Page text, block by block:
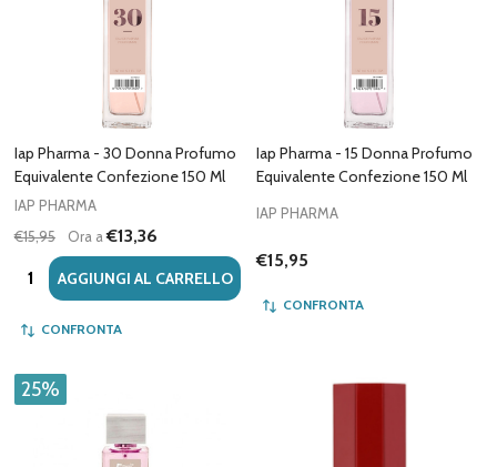
Iap Pharma - 30 Donna Profumo
Equivalente Confezione 150 Ml
IAP PHARMA
€15,95
Ora a€13,36
Quantità:AGGIUNGI AL CARRELLO
CONFRONTA
Iap Pharma - 15 Donna Profumo
Equivalente Confezione 150 Ml
IAP PHARMA
€15,95
CONFRONTA
25%